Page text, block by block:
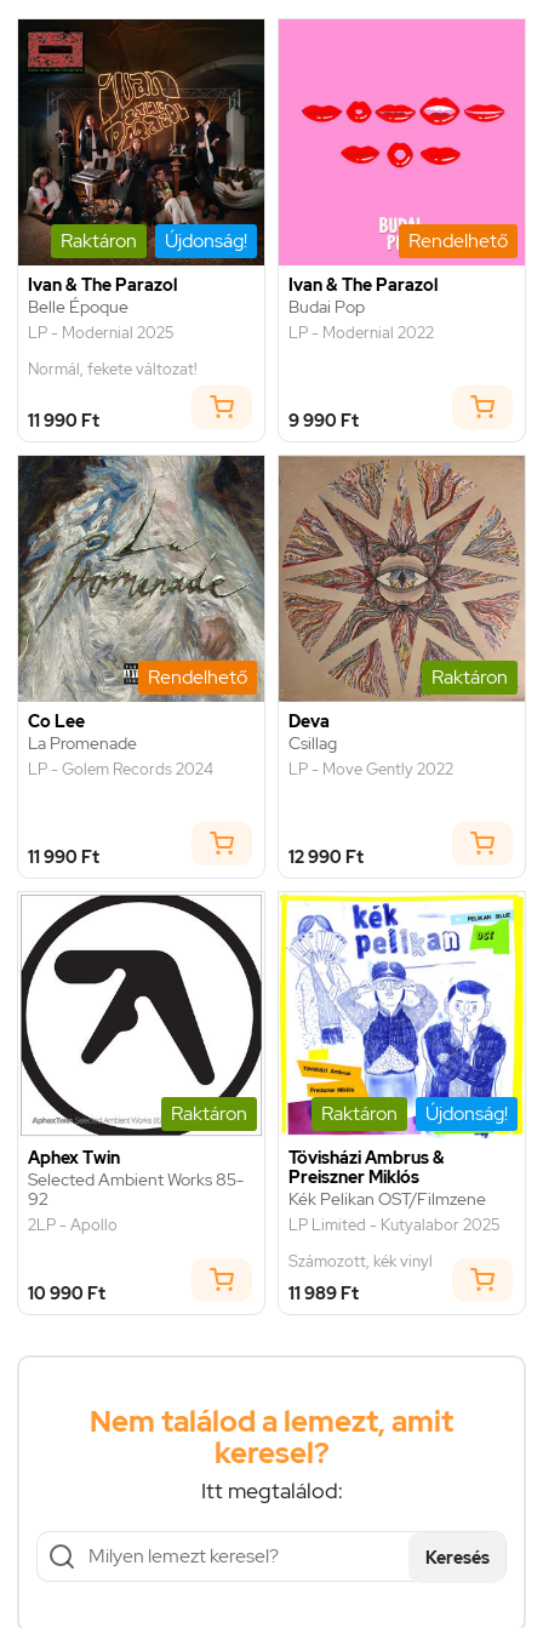
Raktáron Újdonság!
Ivan & The Parazol
Belle Époque
LP - Modernial 2025
Normál, fekete változat!
11 990 Ft
Rendelhető
Ivan & The Parazol
Budai Pop
LP - Modernial 2022
9 990 Ft
Rendelhető
Co Lee
La Promenade
LP - Golem Records 2024
11 990 Ft
Raktáron
Deva
Csillag
LP - Move Gently 2022
12 990 Ft
Raktáron
Aphex Twin
Selected Ambient Works 85-
92
2LP - Apollo
10 990 Ft
Raktáron Újdonság!
Tövisházi Ambrus &
Preiszner Miklós
Kék Pelikan OST/Filmzene
LP Limited - Kutyalabor 2025
Számozott, kék vinyl
11 989 Ft
Nem találod a lemezt, amit
keresel?
Itt megtalálod:
Keresés